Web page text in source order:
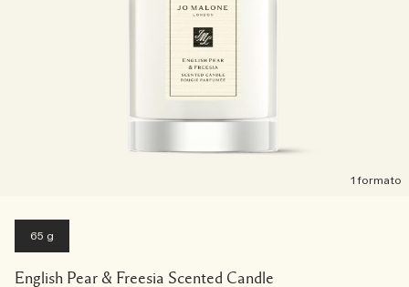
1 formato
65 g
English Pear & Freesia Scented Candle